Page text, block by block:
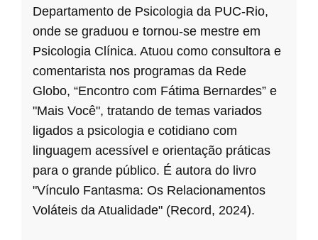
Departamento de Psicologia da PUC-Rio,
onde se graduou e tornou-se mestre em
Psicologia Clínica. Atuou como consultora e
comentarista nos programas da Rede
Globo, “Encontro com Fátima Bernardes” e
"Mais Você", tratando de temas variados
ligados a psicologia e cotidiano com
linguagem acessível e orientação práticas
para o grande público. É autora do livro
"Vínculo Fantasma: Os Relacionamentos
Voláteis da Atualidade" (Record, 2024).